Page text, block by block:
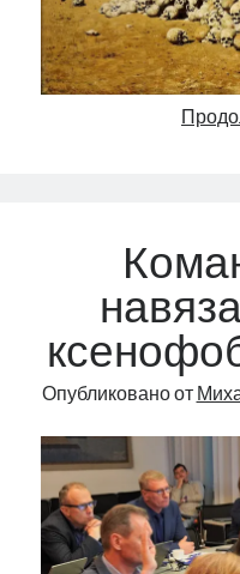
Опубликовано от